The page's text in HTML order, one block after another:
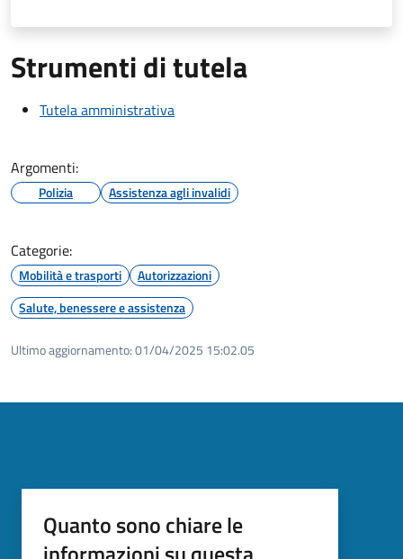
Strumenti di tutela
Tutela amministrativa
Argomenti:
Polizia Assistenza agli invalidi
Categorie:
Mobilità e trasporti
Autorizzazioni
Salute, benessere e assistenza
Ultimo aggiornamento:01/04/2025 15:02.05
Quanto sono chiare le